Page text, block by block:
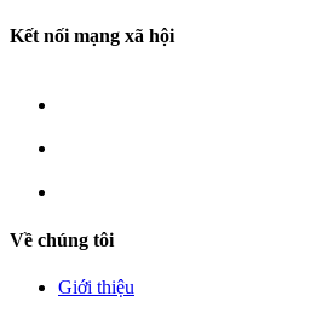
Kết nối mạng xã hội
Về chúng tôi
Giới thiệu